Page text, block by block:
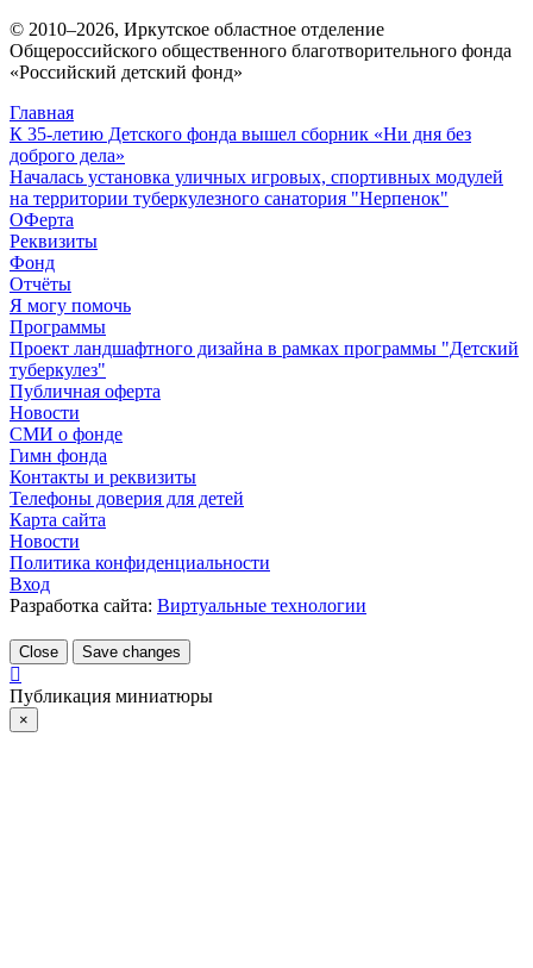
© 2010–2026, Иркутское областное отделение
Общероссийского общественного благотворительного фонда
«Российский детский фонд»
Главная
К 35-летию Детского фонда вышел сборник «Ни дня без
доброго дела»
Началась установка уличных игровых, спортивных модулей
на территории туберкулезного санатория "Нерпенок"
ОФерта
Реквизиты
Фонд
Отчёты
Я могу помочь
Программы
Проект ландшафтного дизайна в рамках программы "Детский
туберкулез"
Публичная оферта
Новости
СМИ о фонде
Гимн фонда
Контакты и реквизиты
Телефоны доверия для детей
Карта сайта
Новости
Политика конфиденциальности
Вход
Разработка сайта: Виртуальные технологии
Close Save changes
Публикация миниатюры
×